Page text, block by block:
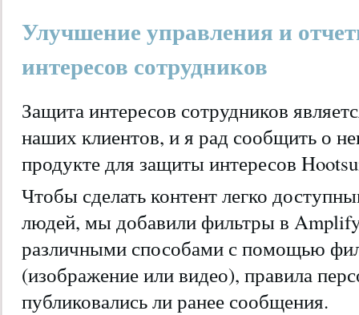
Улучшение управления и
интересов сотрудников
Защита интересов сотрудников
наших клиентов, и я рад сообщить о
продукте для защиты интересов
Чтобы сделать контент легко
людей, мы добавили фильтры в
различными способами с помощью
(изображение или видео), правила
публиковались ли ранее сообщения.